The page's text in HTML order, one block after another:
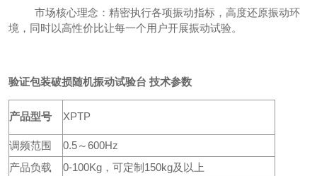
市场核心理念：精密执行各项振动指标，高度还原振动环
境，同时以高性价比让每一个用户开展振动试验。
验证包装破损随机振动试验台 技术参数
产品型号 XPTP
调频范围
0.5～600Hz
产品负载
0-100Kg，可定制150kg及以上